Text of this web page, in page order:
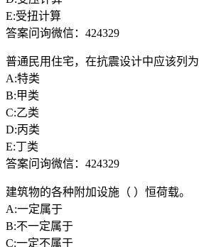
E:受扭计算
答案问询微信：424329
普通民用住宅，在抗震设计中应该列为
A:特类
B:甲类
C:乙类
D:丙类
E:丁类
答案问询微信：424329
建筑物的各种附加设施（ ）恒荷载。
A:一定属于
B:不一定属于
C:一定不属于